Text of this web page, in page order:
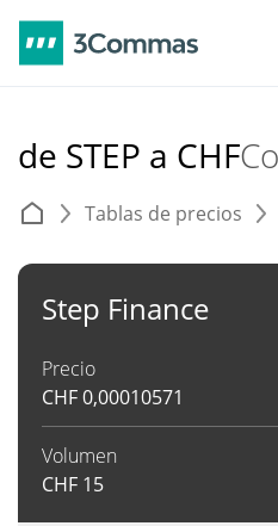
de STEP a CHF
Tablas de precios
Step Finance
Precio
CHF0,00010571
Volumen
CHF 15